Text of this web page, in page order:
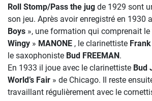
Roll Stomp/Pass the jug de 1929 sont
son jeu. Après avoir enregistré en 1930
Boys », une formation qui comprenait
Wingy » MANONE , le clarinettiste Frank
le saxophoniste Bud FREEMAN.
En 1933 il joue avec le clarinettiste Bud
World’s Fair » de Chicago. Il reste
travaillant régulièrement avec le